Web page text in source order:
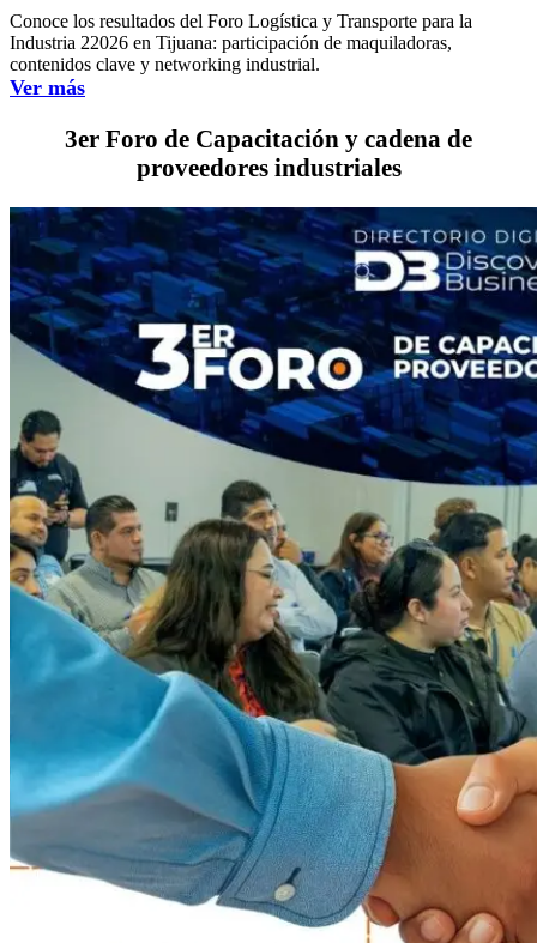
Conoce los resultados del Foro Logística y Transporte para la
Industria 22026 en Tijuana: participación de maquiladoras,
contenidos clave y networking industrial.
Ver más
3er Foro de Capacitación y cadena de
proveedores industriales